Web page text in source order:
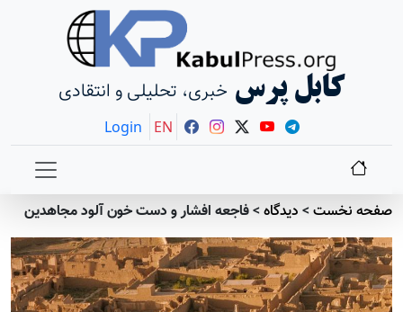
کابل پرس خبری، تحلیلی و انتقادی
Login EN
صفحه نخست> دیدگاه>فاجعه افشار و دست خون آلود مجاهدین